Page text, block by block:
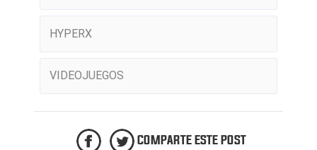
HYPERX
VIDEOJUEGOS
COMPARTE ESTE POST